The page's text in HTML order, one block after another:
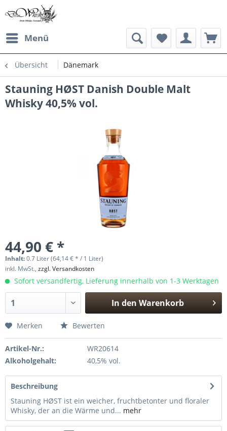
Menü
Übersicht Dänemark
Stauning HØST Danish Double Malt
Whisky 40,5% vol.
44,90 € *
Inhalt:0.7 Liter (64,14 € * / 1 Liter)
inkl. MwSt., zzgl. Versandkosten
Sofort versandfertig, Lieferung innerhalb von 1-3 Werktagen
In den Warenkorb
Merken Bewerten
Artikel-Nr.:
WR20614
Alkoholgehalt:
40,5% vol.
Beschreibung
Stauning HØST ist ein weicher, fruchtbetonter und floraler
Whisky, der an die Wärme und... mehr